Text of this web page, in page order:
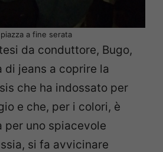
piazza a fine serata
da conduttore, Bugo,
di jeans a coprire la
che ha indossato per
e che, per i colori, è
per uno spiacevole
si fa avvicinare